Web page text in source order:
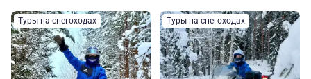
Туры на снегоходах Туры на снегоходах